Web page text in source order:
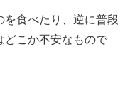
を食べたり、逆に普段
どこか不安なもので